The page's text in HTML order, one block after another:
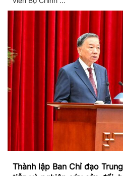
Thành lập Ban Chỉ đạo